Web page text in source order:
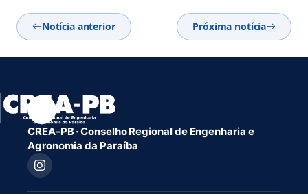
Notícia anterior Próxima notícia
CREA-PB · Conselho Regional de Engenharia e
Agronomia da Paraíba